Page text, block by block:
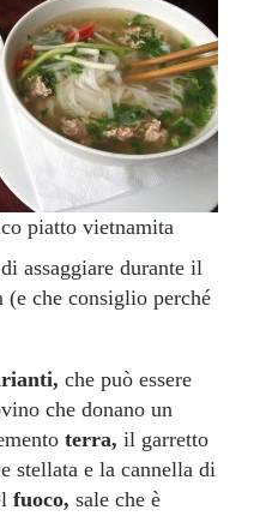
piatto vietnamita
assaggiare durante il
che consiglio perché
che può essere
che donano un
terra, il garretto
stellata e la cannella di
fuoco, sale che è